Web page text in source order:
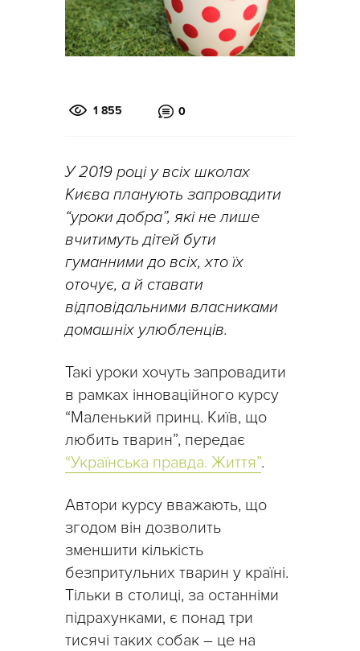
1 855 0
У 2019 році у всіх школах
Києва планують запровадити
“уроки добра”, які не лише
вчитимуть дітей бути
гуманними до всіх, хто їх
оточує, а й ставати
відповідальними власниками
домашніх улюбленців.
Такі уроки хочуть запровадити
в рамках інноваційного курсу
“Маленький принц. Київ, що
любить тварин”, передає
“Українська правда. Життя”.
Автори курсу вважають, що
згодом він дозволить
зменшити кількість
безпритульних тварин у країні.
Тільки в столиці, за останніми
підрахунками, є понад три
тисячі таких собак – це на